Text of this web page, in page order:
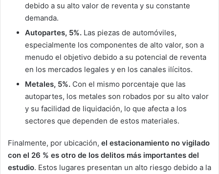
debido a su alto valor de reventa y su constante
demanda.
Autopartes, 5%. Las piezas de automóviles,
especialmente los componentes de alto valor, son a
menudo el objetivo debido a su potencial de reventa
en los mercados legales y en los canales ilícitos.
Metales, 5%. Con el mismo porcentaje que las
autopartes, los metales son robados por su alto valor
y su facilidad de liquidación, lo que afecta a los
sectores que dependen de estos materiales.
Finalmente, por ubicación, el estacionamiento no vigilado
con el 26 % es otro de los delitos más importantes del
estudio. Estos lugares presentan un alto riesgo debido a la